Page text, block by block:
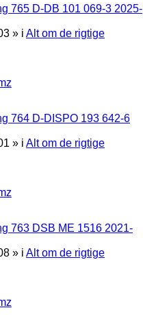
765 D-DB 101 069-3 2025-
» i Alt om de rigtige
764 D-DISPO 193 642-6
» i Alt om de rigtige
763 DSB ME 1516 2021-
» i Alt om de rigtige